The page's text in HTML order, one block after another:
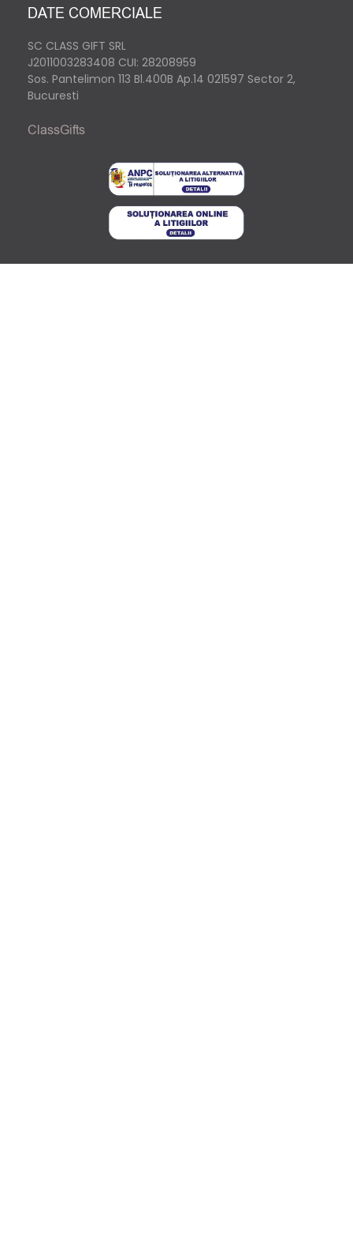
DATE COMERCIALE
SC CLASS GIFT SRL
J2011003283408 CUI: 28208959
Sos. Pantelimon 113 Bl.400B Ap.14 021597 Sector 2,
Bucuresti
ClassGifts